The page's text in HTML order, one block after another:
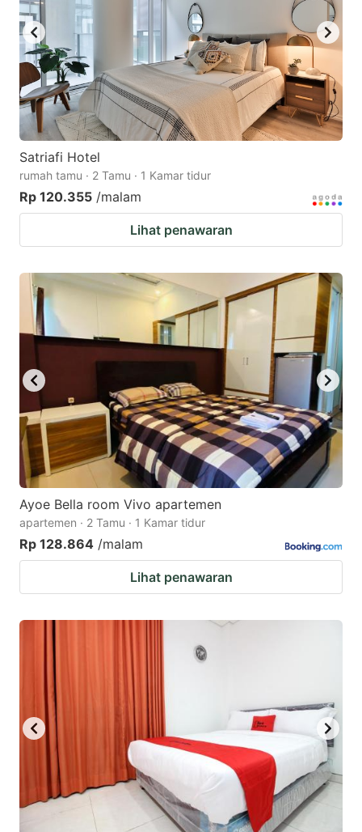
Satriafi Hotel
rumah tamu · 2 Tamu · 1 Kamar tidur
Rp 120.355 /malam
Lihat penawaran
Ayoe Bella room Vivo apartemen
apartemen · 2 Tamu · 1 Kamar tidur
Rp 128.864 /malam
Lihat penawaran